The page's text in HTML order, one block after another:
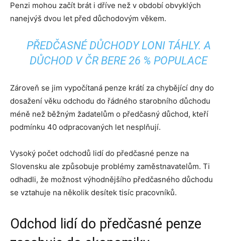
Penzi mohou začít brát i dříve než v období obvyklých
nanejvýš dvou let před důchodovým věkem.
PŘEDČASNÉ DŮCHODY LONI TÁHLY. A
DŮCHOD V ČR BERE 26 % POPULACE
Zároveň se jim vypočítaná penze krátí za chybějící dny do
dosažení věku odchodu do řádného starobního důchodu
méně než běžným žadatelům o předčasný důchod, kteří
podmínku 40 odpracovaných let nesplňují.
Vysoký počet odchodů lidí do předčasné penze na
Slovensku ale způsobuje problémy zaměstnavatelům. Ti
odhadli, že možnost výhodnějšího předčasného důchodu
se vztahuje na několik desítek tisíc pracovníků.
Odchod lidí do předčasné penze